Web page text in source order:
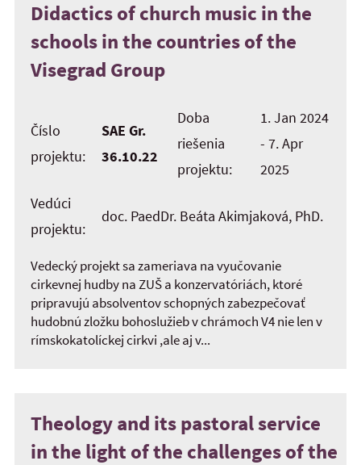
Didactics of church music in the
schools in the countries of the
Visegrad Group
Číslo
projektu:
SAE Gr.
36.10.22
Doba
riešenia
projektu:
1. Jan 2024
- 7. Apr
2025
Vedúci
projektu:
doc. PaedDr. Beáta Akimjaková, PhD.
Vedecký projekt sa zameriava na vyučovanie
cirkevnej hudby na ZUŠ a konzervatóriách, ktoré
pripravujú absolventov schopných zabezpečovať
hudobnú zložku bohoslužieb v chrámoch V4 nie len v
rímskokatolíckej cirkvi ,ale aj v...
Theology and its pastoral service
in the light of the challenges of the